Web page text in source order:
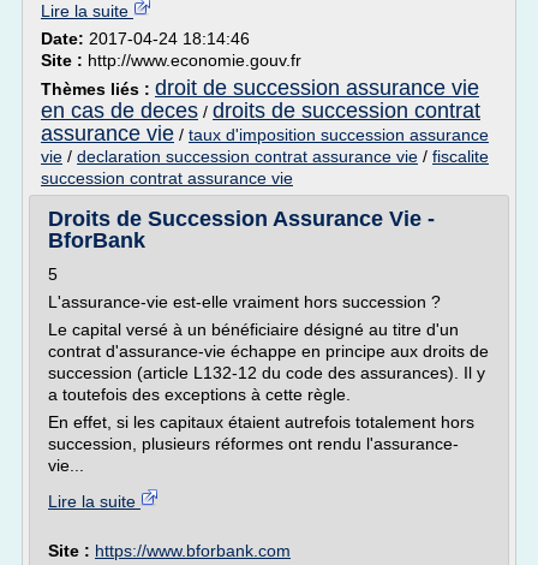
Lire la suite
Date: 2017-04-24 18:14:46
Site : http://www.economie.gouv.fr
Thèmes liés : droit de succession assurance vie
en cas de deces / droits de succession contrat
assurance vie / taux d'imposition succession assurance
vie / declaration succession contrat assurance vie / fiscalite
succession contrat assurance vie
Droits de Succession Assurance Vie -
BforBank
5
L'assurance-vie est-elle vraiment hors succession ?
Le capital versé à un bénéficiaire désigné au titre d'un
contrat d'assurance-vie échappe en principe aux droits de
succession (article L132-12 du code des assurances). Il y
a toutefois des exceptions à cette règle.
En effet, si les capitaux étaient autrefois totalement hors
succession, plusieurs réformes ont rendu l'assurance-
vie...
Lire la suite
Site : https://www.bforbank.com